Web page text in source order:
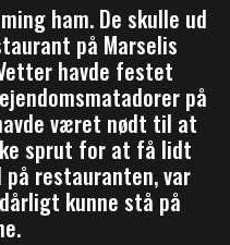
ham. De skulle ud
på Marselis
havde festet
på
været nødt til at
sprut for at få lidt
på restauranten, var
kunne stå på